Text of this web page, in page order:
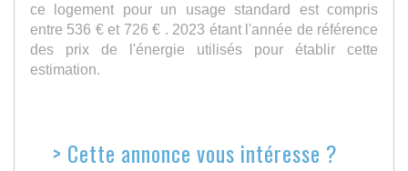
ce logement pour un usage standard est compris
entre 536 € et 726 € . 2023 étant l'année de référence
des prix de l'énergie utilisés pour établir cette
estimation.
> Cette annonce vous intéresse ?